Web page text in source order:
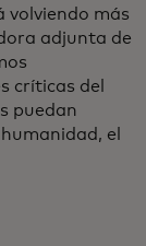
volviendo más
adjunta de
críticas del
puedan
el